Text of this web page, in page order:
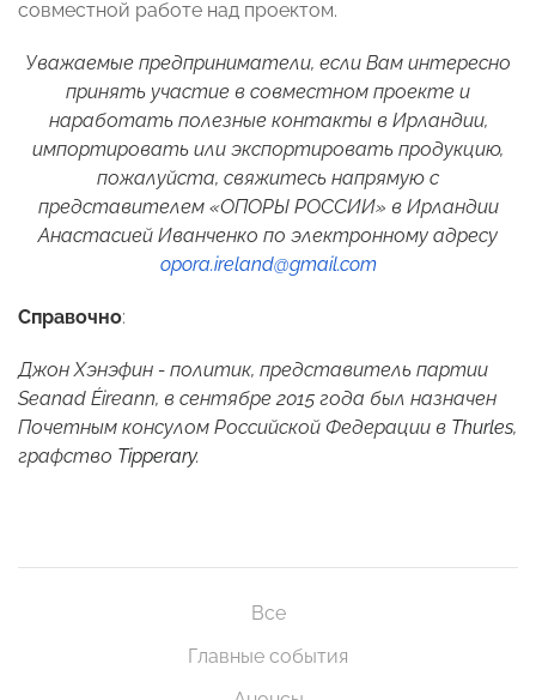
совместной работе над проектом.
Уважаемые предприниматели, если Вам интересно
принять участие в совместном проекте и
наработать полезные контакты в Ирландии,
импортировать или экспортировать продукцию,
пожалуйста, свяжитесь напрямую с
представителем «ОПОРЫ РОССИИ» в Ирландии
Анастасией Иванченко по электронному адресу
opora.ireland@gmail.com
Справочно:
Джон Хэнэфин - политик, представитель партии
Seanad Éireann, в сентябре 2015 года был назначен
Почетным консулом Российской Федерации в Thurles,
графство Tipperary.
Все
Главные события